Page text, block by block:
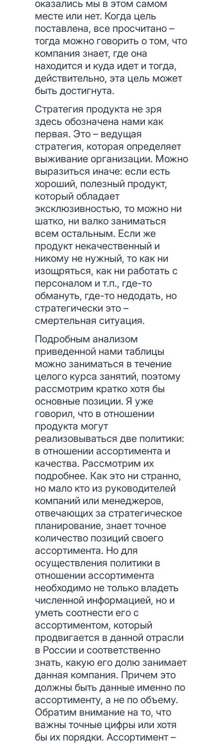
оказались мы в этом самом
месте или нет. Когда цель
поставлена, все просчитано –
тогда можно говорить о том, что
компания знает, где она
находится и куда идет и тогда,
действительно, эта цель может
быть достигнута.
Стратегия продукта не зря
здесь обозначена нами как
первая. Это – ведущая
стратегия, которая определяет
выживание организации. Можно
выразиться иначе: если есть
хороший, полезный продукт,
который обладает
эксклюзивностью, то можно ни
шатко, ни валко заниматься
всем остальным. Если же
продукт некачественный и
никому не нужный, то как ни
изощряться, как ни работать с
персоналом и т.п., где-то
обмануть, где-то недодать, но
стратегически это –
смертельная ситуация.
Подробным анализом
приведенной нами таблицы
можно заниматься в течение
целого курса занятий, поэтому
рассмотрим кратко хотя бы
основные позиции. Я уже
говорил, что в отношении
продукта могут
реализовываться две политики:
в отношении ассортимента и
качества. Рассмотрим их
подробнее. Как это ни странно,
но мало кто из руководителей
компаний или менеджеров,
отвечающих за стратегическое
планирование, знает точное
количество позиций своего
ассортимента. Но для
осуществления политики в
отношении ассортимента
необходимо не только владеть
численной информацией, но и
уметь соотнести его с
ассортиментом, который
продвигается в данной отрасли
в России и соответственно
знать, какую его долю занимает
данная компания. Причем это
должны быть данные именно по
ассортименту, а не по объему.
Обратим внимание на то, что
важны точные цифры или хотя
бы их порядки. Ассортимент –